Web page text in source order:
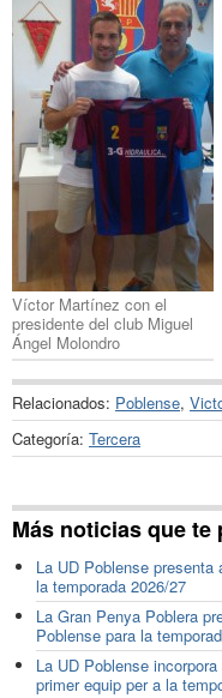
Víctor Martínez con el
presidente del club Miguel
Ángel Molondro
Relacionados: Poblense,
Categoría: Tercera
Más noticias que te
La UD Poblense
la temporada 2026/27
La Gran Penya Poblera
Poblense para la
La UD Poblense
primer equip per a la